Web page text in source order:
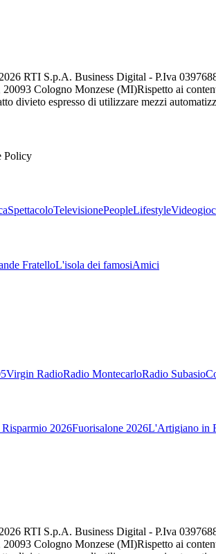
2026 RTI S.p.A. Business Digital - P.Iva
Cologno Monzese (MI)Rispetto ai
divieto espresso di utilizzare mezzi
Policy
SpettacoloTelevisionePeopleLifestyle
FratelloL'isola dei famosiAmici
Virgin RadioRadio MontecarloRadio Subasio
Risparmio 2026Fuorisalone 2026L'Artigiano in
2026 RTI S.p.A. Business Digital - P.Iva
Cologno Monzese (MI)Rispetto ai